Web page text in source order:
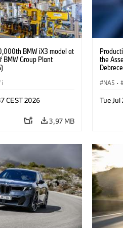
BMW iX3 model at
BMW Group Plant
i
CEST 2026
3,97 MB
the
NA5 ·
Tue